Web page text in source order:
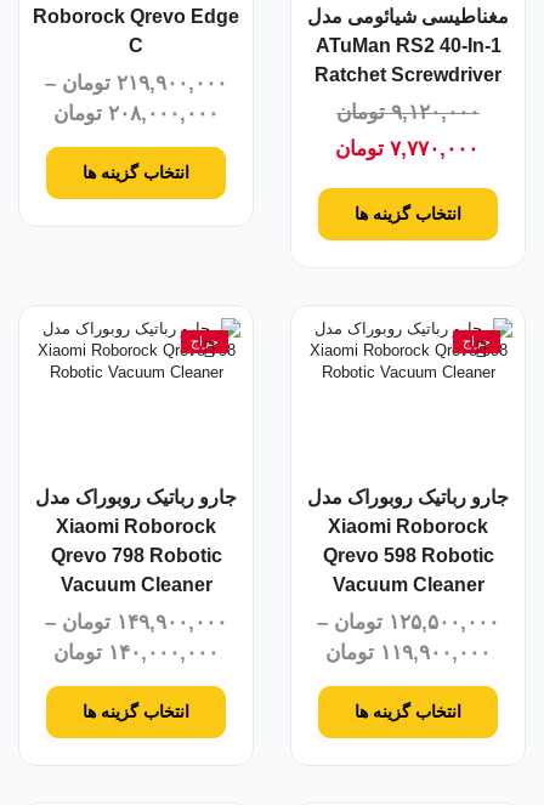
مغناطیسی شیائومی مدل
ATuMan RS2 40-In-1
Ratchet Screwdriver
۹,۱۲۰,۰۰۰ تومان
۷,۷۷۰,۰۰۰ تومان
انتخاب گزینه ها
Roborock Qrevo Edge
C
۲۱۹,۹۰۰,۰۰۰ تومان –
۲۰۸,۰۰۰,۰۰۰ تومان
انتخاب گزینه ها
حراج
جارو رباتیک روبوراک مدل
Xiaomi Roborock
Qrevo 598 Robotic
Vacuum Cleaner
۱۲۵,۵۰۰,۰۰۰ تومان –
۱۱۹,۹۰۰,۰۰۰ تومان
انتخاب گزینه ها
حراج
جارو رباتیک روبوراک مدل
Xiaomi Roborock
Qrevo 798 Robotic
Vacuum Cleaner
۱۴۹,۹۰۰,۰۰۰ تومان –
۱۴۰,۰۰۰,۰۰۰ تومان
انتخاب گزینه ها